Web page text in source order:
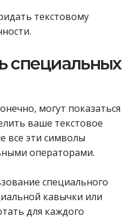
текстовому
специальных
могут показаться
ваше текстовое
все эти символы
операторами.
специального
кавычки или
для каждого